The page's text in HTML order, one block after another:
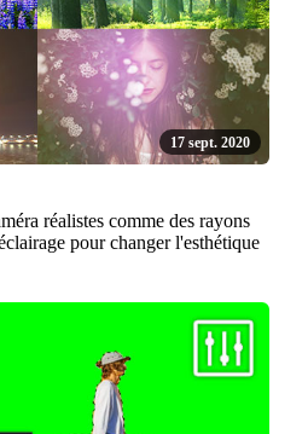
17 sept. 2020
réalistes comme des rayons
pour changer l'esthétique